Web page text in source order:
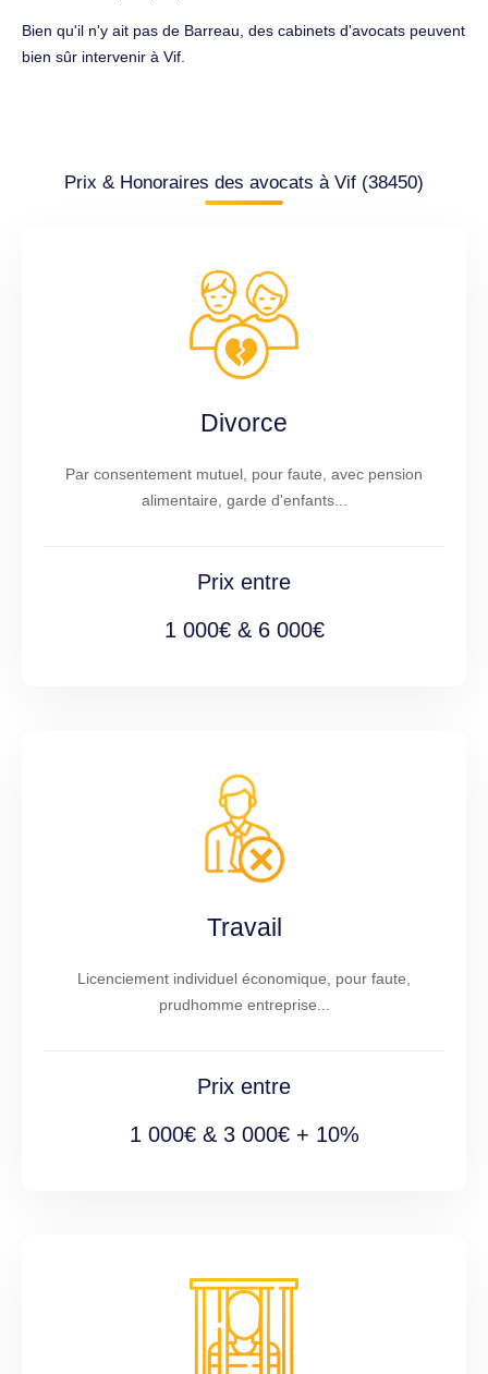
Bien qu'il n'y ait pas de Barreau, des cabinets d'avocats peuvent
bien sûr intervenir à Vif.
Prix & Honoraires des avocats à Vif (38450)
Divorce
Par consentement mutuel, pour faute, avec pension
alimentaire, garde d'enfants...
Prix entre
1 000€ & 6 000€
Travail
Licenciement individuel économique, pour faute,
prudhomme entreprise...
Prix entre
1 000€ & 3 000€ + 10%